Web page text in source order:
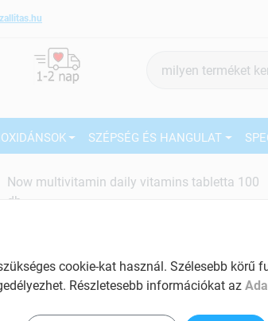
keresés
SZÉPSÉG ÉS HANGULAT
Now multivitamin daily vitamins tabletta 100
db
cookie-kat használ. Szélesebb körű
Részletesebb információkat az